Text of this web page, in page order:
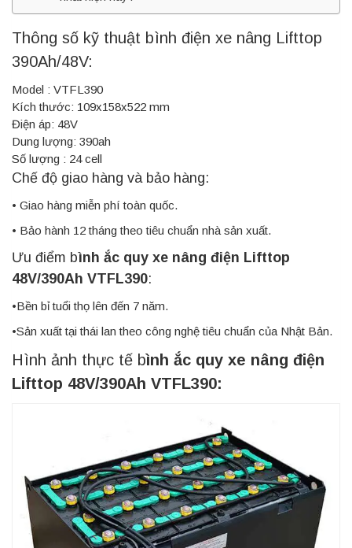
Thông số kỹ thuật bình điện xe nâng Lifttop
390Ah/48V:
Model : VTFL390
Kích thước: 109x158x522 mm
Điện áp: 48V
Dung lượng: 390ah
Số lượng : 24 cell
Chế độ giao hàng và bảo hàng:
• Giao hàng miễn phí toàn quốc.
• Bảo hành 12 tháng theo tiêu chuẩn nhà sản xuất.
Ưu điểm bình ắc quy xe nâng điện Lifttop
48V/390Ah VTFL390:
•Bền bỉ tuổi thọ lên đến 7 năm.
•Sản xuất tại thái lan theo công nghệ tiêu chuẩn của Nhật Bản.
Hình ảnh thực tế bình ắc quy xe nâng điện
Lifttop 48V/390Ah VTFL390: